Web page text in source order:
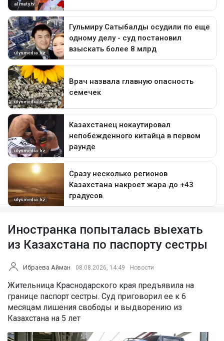
Иностранка попыталась выехать
из Казахстана по паспорту сестры
Ибраева Айман 08.08.2026, 14:49 Новости
Жительница Краснодарского края предъявила на
границе паспорт сестры. Суд приговорил ее к 6
месяцам лишения свободы и выдворению из
Казахстана на 5 лет